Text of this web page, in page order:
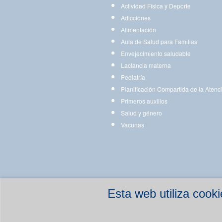
Esta web utiliza
Actividad Física y Deporte
Adicciones
Alimentación
Aula de Salud para Familias
Envejecimiento saludable
Lactancia materna
Pediatría
Planificación Compartida de la
Primeros auxilios
Salud y género
Vacunas